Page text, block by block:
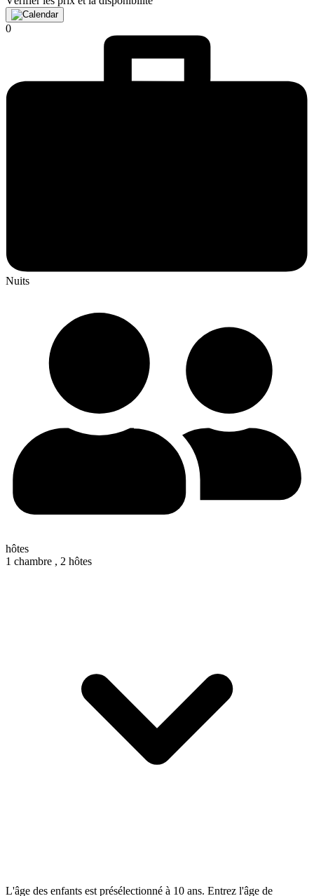
0
Nuits
hôtes
1 chambre , 2 hôtes
L'âge des enfants est présélectionné à 10 ans. Entrez l'âge de